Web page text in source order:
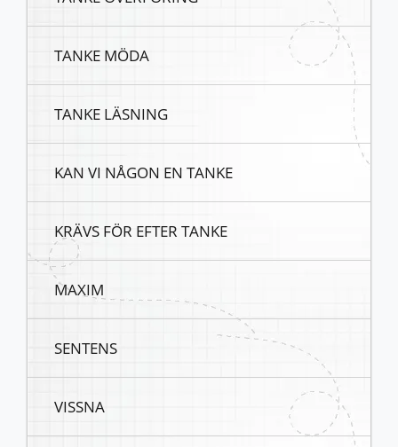
TANKE MÖDA
TANKE LÄSNING
KAN VI NÅGON EN TANKE
KRÄVS FÖR EFTER TANKE
MAXIM
SENTENS
VISSNA